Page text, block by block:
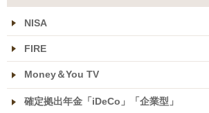
NISA
FIRE
Money＆You TV
確定拠出年金「iDeCo」「企業型」